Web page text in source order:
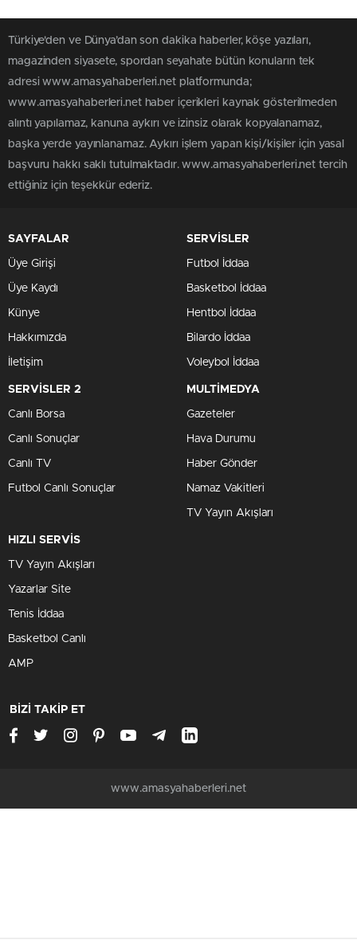
Türkiye'den ve Dünya’dan son dakika haberler, köşe yazıları,
magazinden siyasete, spordan seyahate bütün konuların tek
adresi www.amasyahaberleri.net platformunda;
www.amasyahaberleri.net haber içerikleri kaynak gösterilmeden
alıntı yapılamaz, kanuna aykırı ve izinsiz olarak kopyalanamaz,
başka yerde yayınlanamaz. Aykırı işlem yapan kişi/kişiler için yasal
başvuru hakkı saklı tutulmaktadır. www.amasyahaberleri.net tercih
ettiğiniz için teşekkür ederiz.
SAYFALAR
Üye Girişi
Üye Kaydı
Künye
Hakkımızda
İletişim
SERVİSLER
Futbol İddaa
Basketbol İddaa
Hentbol İddaa
Bilardo İddaa
Voleybol İddaa
SERVİSLER 2
Canlı Borsa
Canlı Sonuçlar
Canlı TV
Futbol Canlı Sonuçlar
MULTİMEDYA
Gazeteler
Hava Durumu
Haber Gönder
Namaz Vakitleri
TV Yayın Akışları
HIZLI SERVİS
TV Yayın Akışları
Yazarlar Site
Tenis İddaa
Basketbol Canlı
AMP
BİZİ TAKİP ET
www.amasyahaberleri.net